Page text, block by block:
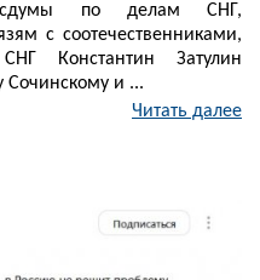
по делам СНГ,
с соотечественниками,
Константин Затулин
Сочинскому и ...
Читать далее